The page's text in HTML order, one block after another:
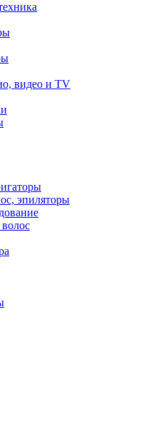
видео и TV
эпиляторы